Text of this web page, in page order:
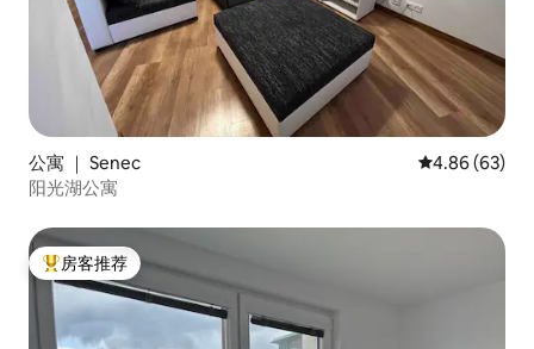
公寓 ｜ Senec 平均评分 4.86
4.86 (63)
阳光湖公寓
热门「房客推荐」
房客推荐